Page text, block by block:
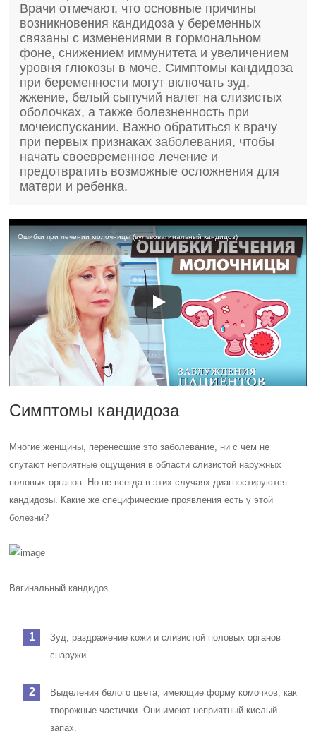
Врачи отмечают, что основные причины
возникновения кандидоза у беременных
связаны с изменениями в гормональном
фоне, снижением иммунитета и увеличением
уровня глюкозы в моче. Симптомы кандидоза
при беременности могут включать зуд,
жжение, белый сыпучий налет на слизистых
оболочках, а также болезненность при
мочеиспускании. Важно обратиться к врачу
при первых признаках заболевания, чтобы
начать своевременное лечение и
предотвратить возможные осложнения для
матери и ребенка.
Ошибки при лечении молочницы (вульвовагинальный кандидоз)
Симптомы кандидоза
Многие женщины, перенесшие это заболевание, ни с чем не
спутают неприятные ощущения в области слизистой наружных
половых органов. Но не всегда в этих случаях диагностируются
кандидозы. Какие же специфические проявления есть у этой
болезни?
Вагинальный кандидоз
Зуд, раздражение кожи и слизистой половых органов
снаружи.
Выделения белого цвета, имеющие форму комочков, как
творожные частички. Они имеют неприятный кислый
запах.